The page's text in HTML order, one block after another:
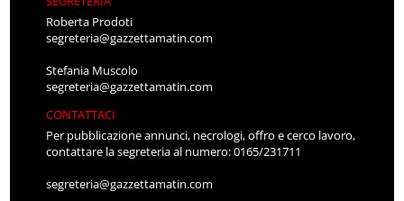
Roberta Prodoti
segreteria@gazzettamatin.com
Stefania Muscolo
segreteria@gazzettamatin.com
CONTATTACI
Per pubblicazione annunci, necrologi, offro e cerco lavoro,
contattare la segreteria al numero: 0165/231711
segreteria@gazzettamatin.com